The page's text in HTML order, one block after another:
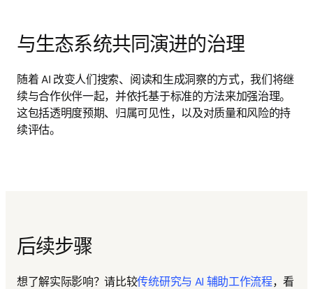
与生态系统共同演进的治理
随着 AI 改变人们搜索、阅读和生成洞察的方式，我们将继
续与合作伙伴一起，并依托基于标准的方法来加强治理。
这包括透明度预期、归属可见性，以及对质量和风险的持
续评估。
后续步骤
想了解实际影响？请比较传统研究与 AI 辅助工作流程，看